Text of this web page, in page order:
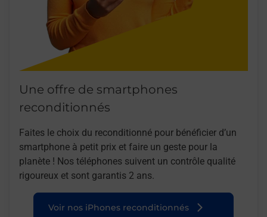
Une offre de smartphones
reconditionnés
Faites le choix du reconditionné pour bénéficier d’un
smartphone à petit prix et faire un geste pour la
planète ! Nos téléphones suivent un contrôle qualité
rigoureux et sont garantis 2 ans.
Voir nos iPhones reconditionnés